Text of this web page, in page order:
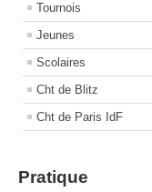
Tournois
Jeunes
Scolaires
Cht de Blitz
Cht de Paris IdF
Pratique